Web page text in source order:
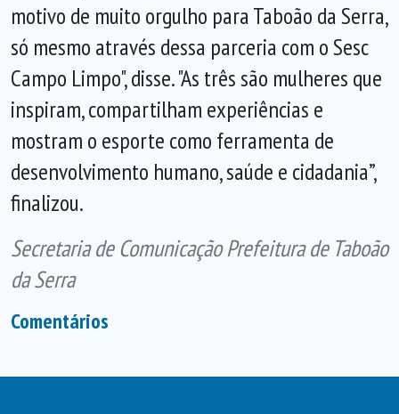
motivo de muito orgulho para Taboão da Serra,
só mesmo através dessa parceria com o Sesc
Campo Limpo", disse. "As três são mulheres que
inspiram, compartilham experiências e
mostram o esporte como ferramenta de
desenvolvimento humano, saúde e cidadania”,
finalizou.
Secretaria de Comunicação Prefeitura de Taboão
da Serra
Comentários